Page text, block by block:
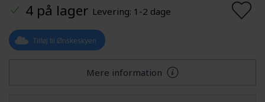
4 på lager Levering: 1-2 dage
Tilføj til Ønskeskyen
Mere information